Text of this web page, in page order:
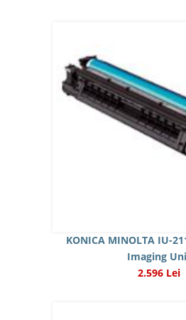
KONICA MINOLTA IU-
Imaging
2.596 Lei